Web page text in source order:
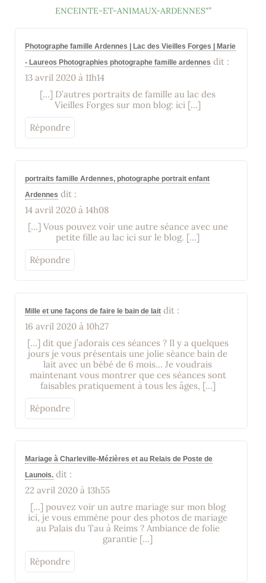
ENCEINTE-ET-ANIMAUX-ARDENNES"”
Photographe famille Ardennes | Lac des Vieilles Forges | Marie
- Laureos Photographies photographe famille ardennes dit :
13 avril 2020 à 11h14
[…] D’autres portraits de famille au lac des
Vieilles Forges sur mon blog: ici […]
Répondre
portraits famille Ardennes, photographe portrait enfant
Ardennes dit :
14 avril 2020 à 14h08
[…] Vous pouvez voir une autre séance avec une
petite fille au lac ici sur le blog. […]
Répondre
Mille et une façons de faire le bain de lait dit :
16 avril 2020 à 10h27
[…] dit que j’adorais ces séances ? Il y a quelques
jours je vous présentais une jolie séance bain de
lait avec un bébé de 6 mois… Je voudrais
maintenant vous montrer que ces séances sont
faisables pratiquement à tous les âges, […]
Répondre
Mariage à Charleville-Mézières et au Relais de Poste de
Launois. dit :
22 avril 2020 à 13h55
[…] pouvez voir un autre mariage sur mon blog
ici, je vous emmène pour des photos de mariage
au Palais du Tau à Reims ? Ambiance de folie
garantie […]
Répondre